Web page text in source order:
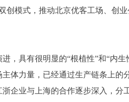
模式，推动北京优客工场、创
具有很明显的“根植性”和“内生
体力量，已经通过生产链条上
企业与上海的合作逐步深入，